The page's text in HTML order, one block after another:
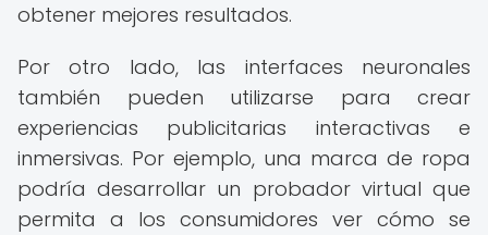
obtener mejores resultados.
Por otro lado, las interfaces neuronales
también pueden utilizarse para crear
experiencias publicitarias interactivas e
inmersivas. Por ejemplo, una marca de ropa
podría desarrollar un probador virtual que
permita a los consumidores ver cómo se